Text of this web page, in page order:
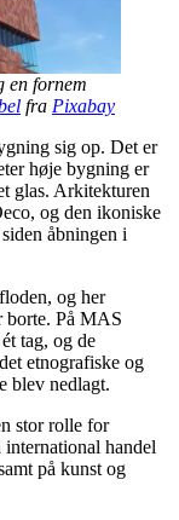
en fornem
fra Pixabay
sig op. Det er
høje bygning er
glas. Arkitekturen
og den ikoniske
åbningen i
og her
borte. På MAS
tag, og de
etnografiske og
blev nedlagt.
stor rolle for
handel
på kunst og